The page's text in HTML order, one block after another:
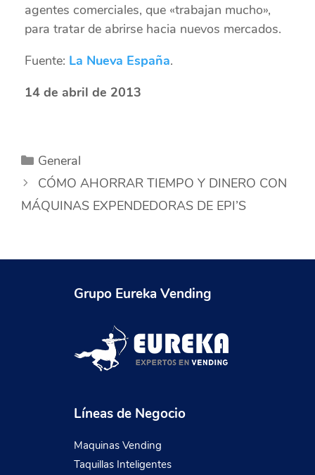
agentes comerciales, que «trabajan mucho»,
para tratar de abrirse hacia nuevos mercados.
Fuente: La Nueva España.
14 de abril de 2013
Categorías
General
CÓMO AHORRAR TIEMPO Y DINERO CON
MÁQUINAS EXPENDEDORAS DE EPI’S
Grupo Eureka Vending
Líneas de Negocio
Maquinas Vending
Taquillas Inteligentes